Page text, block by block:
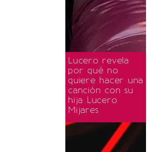
Lucero revela
por qué no
quiere hacer una
canción con su
hija Lucero
Mijares